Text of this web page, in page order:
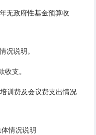
无政府性基金预算收
况说明。
收支。
培训费及会议费支出情况
情况说明